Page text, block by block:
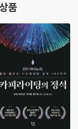
영어를 할 수 있는
어를 할 수 있었나? .
어 학습은 비약적으
는 기술 1]
라 . 104
다 . 107
영자, 베스트셀러
품